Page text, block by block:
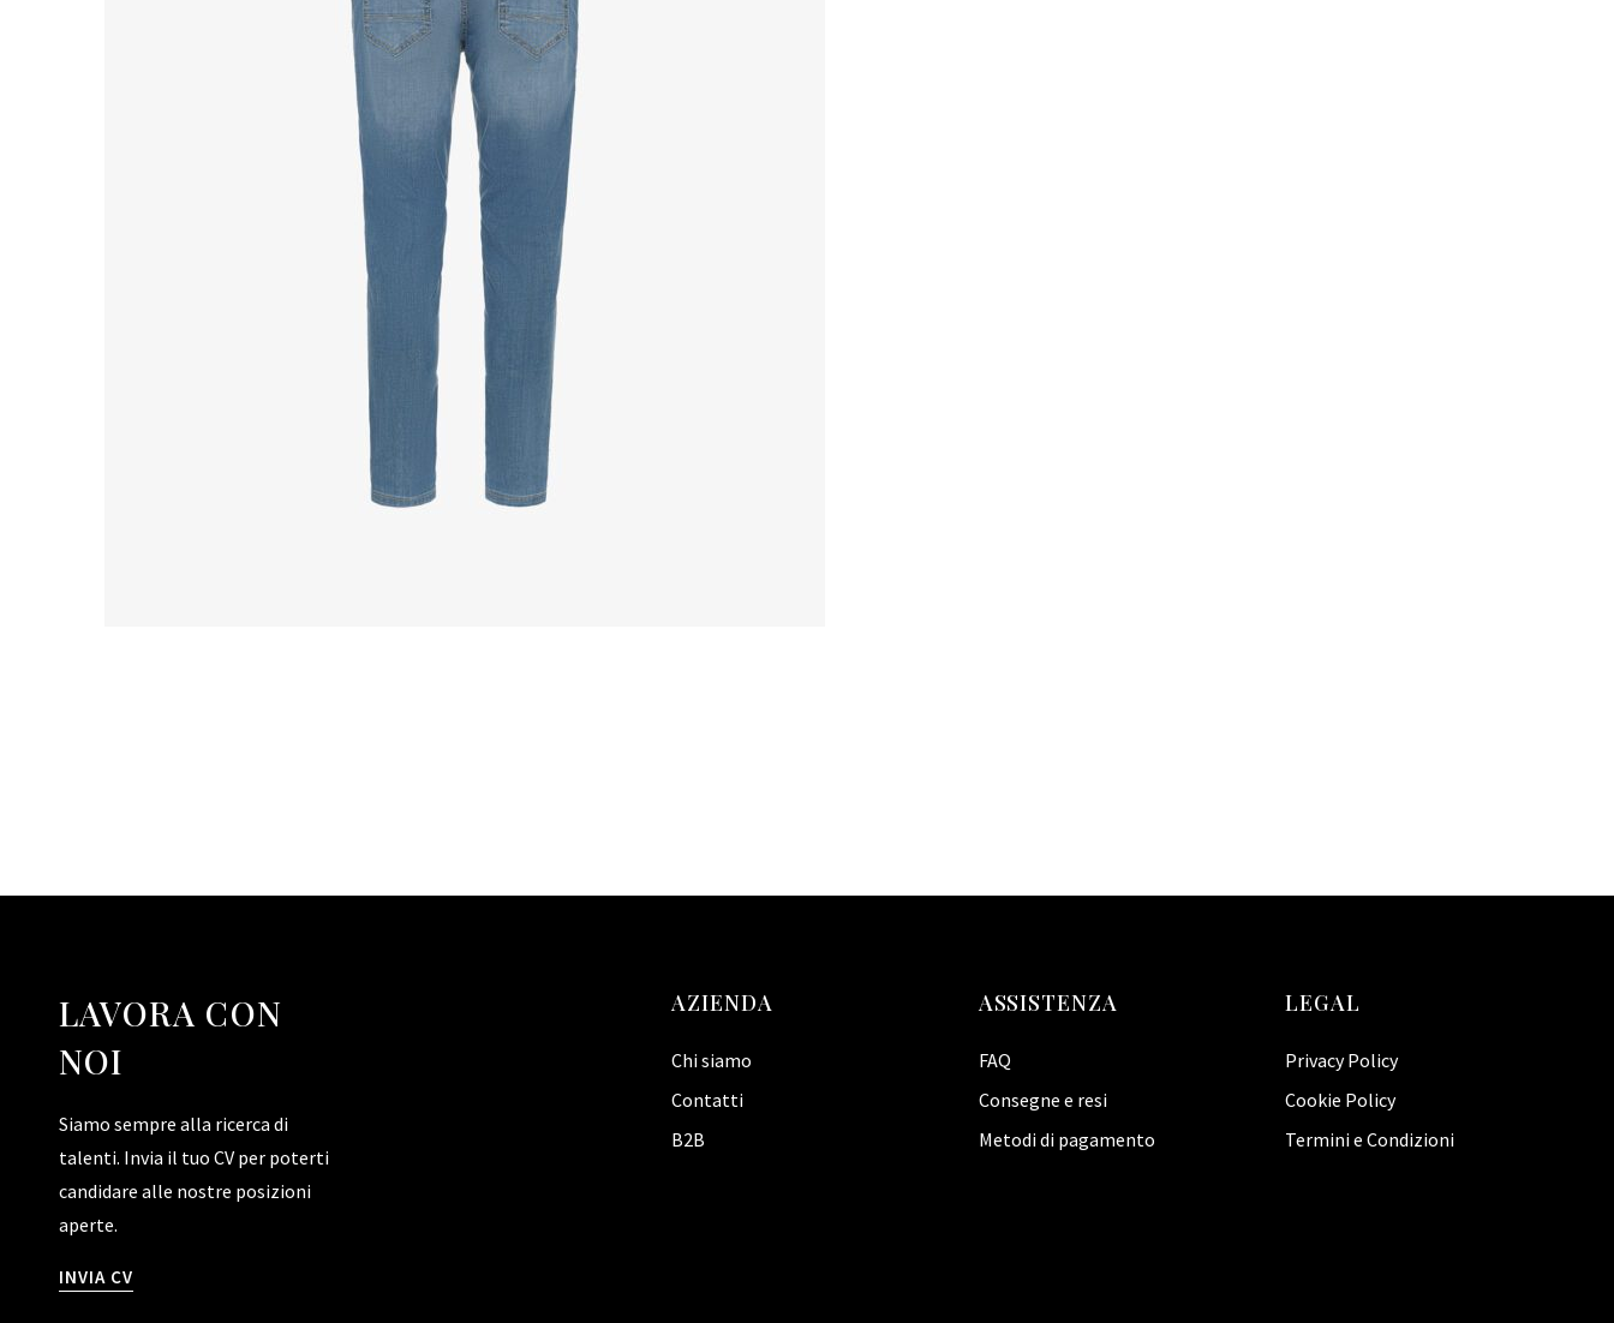
LAVORA CON
NOI
Siamo sempre alla ricerca di
talenti. Invia il tuo CV per poterti
candidare alle nostre posizioni
aperte.
INVIA CV
AZIENDA
Chi siamo
Contatti
B2B
ASSISTENZA
FAQ
Consegne e resi
Metodi di pagamento
LEGAL
Privacy Policy
Cookie Policy
Termini e Condizioni